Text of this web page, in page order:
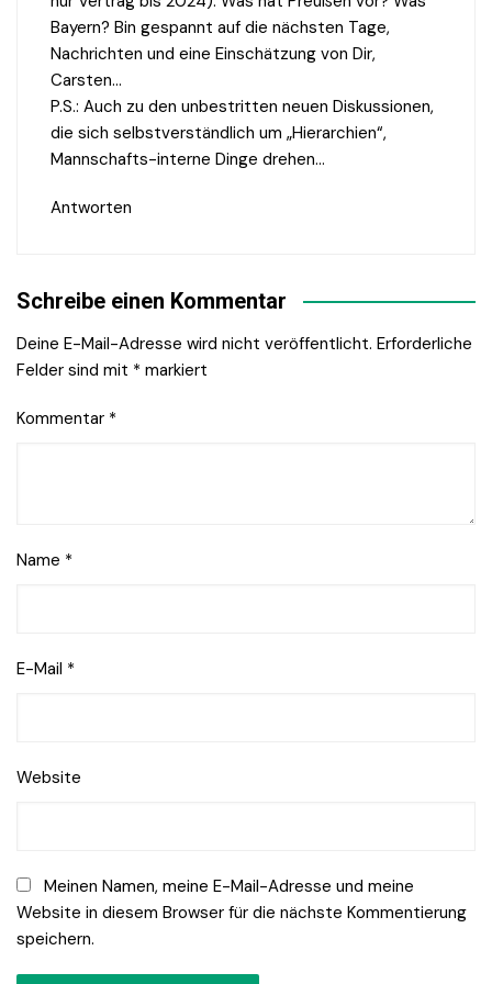
Bayern? Bin gespannt auf die nächsten Tage,
Nachrichten und eine Einschätzung von Dir,
Carsten…
P.S.: Auch zu den unbestritten neuen Diskussionen,
die sich selbstverständlich um „Hierarchien“,
Mannschafts-interne Dinge drehen…
Antworten
Schreibe einen Kommentar
Deine E-Mail-Adresse wird nicht veröffentlicht. Erforderliche
Felder sind mit * markiert
Kommentar *
Name *
E-Mail *
Website
Meinen Namen, meine E-Mail-Adresse und meine
Website in diesem Browser für die nächste Kommentierung
speichern.